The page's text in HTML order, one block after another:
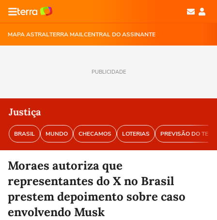
MAPA ASTRALTERRA MAILCENTRAL DO ASSINANTE
PUBLICIDADE
Justiça
BRASIL MUNDO CHECAMOS LOTERIAS PREVISÃO DO
Moraes autoriza que
representantes do X no Brasil
prestem depoimento sobre caso
envolvendo Musk